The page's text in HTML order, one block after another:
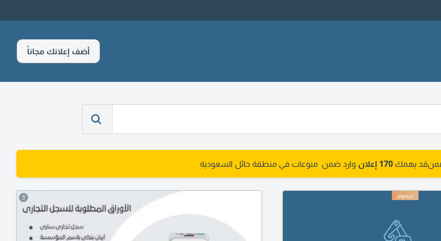
أضف إعلانك مجاناً
قد يهمك 170 إعلان وارد ضمن منوعات في منطقة حائل السعودية
3